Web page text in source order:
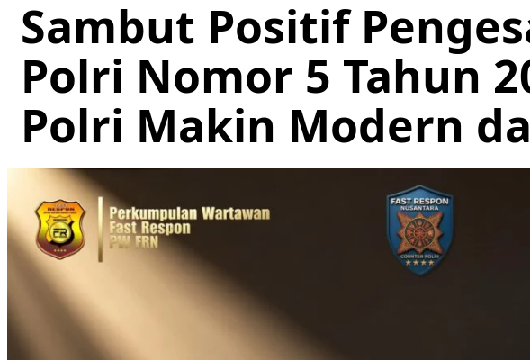
Sambut Positif
Polri Nomor 5 Tahun
Polri Makin Modern